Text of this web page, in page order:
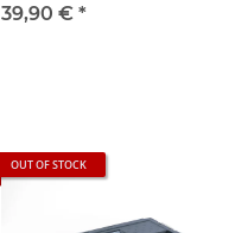
39,90 € *
OUT OF STOCK